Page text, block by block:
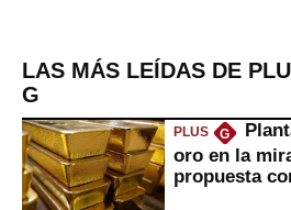
LAS MÁS LEÍDAS DE
G
PLUS G
oro en la
propuesta